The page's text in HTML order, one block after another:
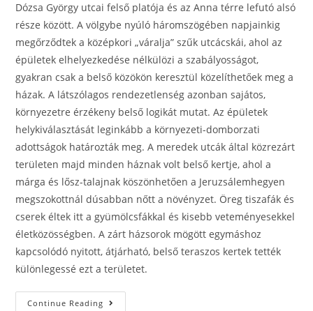
Dózsa György utcai felső platója és az Anna térre lefutó alsó
része között. A völgybe nyúló háromszögében napjainkig
megőrződtek a középkori „váralja” szűk utcácskái, ahol az
épületek elhelyezkedése nélkülözi a szabályosságot,
gyakran csak a belső közökön keresztül közelíthetőek meg a
házak. A látszólagos rendezetlenség azonban sajátos,
környezetre érzékeny belső logikát mutat. Az épületek
helykiválasztását leginkább a környezeti-domborzati
adottságok határozták meg. A meredek utcák által közrezárt
területen majd minden háznak volt belső kertje, ahol a
márga és lősz-talajnak köszönhetően a Jeruzsálemhegyen
megszokottnál dúsabban nőtt a növényzet. Öreg tiszafák és
cserek éltek itt a gyümölcsfákkal és kisebb veteményesekkel
életközösségben. A zárt házsorok mögött egymáshoz
kapcsolódó nyitott, átjárható, belső teraszos kertek tették
különlegessé ezt a területet.
Continue Reading